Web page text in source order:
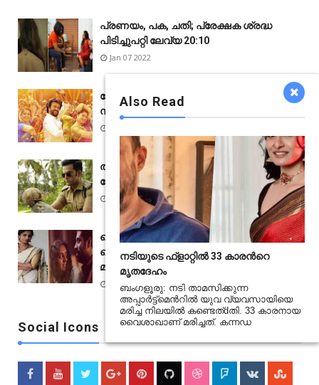
പ്രണയം, പക, ചതി; പ്രേക്ഷക ശ്രദ്ധ
പിടിച്ചുപറ്റി ലേവ്യ 20:10
Jan 07 2022
കേട്ടുപഴകിയ ചേരുവകൾ; അണ്ണാത്തെക്ക്
സമ്മിശ്ര പ്രതികരണം
ത്രില്ലടിപ്പിച്ചിട്ടും ഉത്തരം കിട്ടാത്ത
ചോദ്യങ്ങളുമായി കോൾഡ് കേസ്
Jun 30 2021
പെണ്ണുങ്ങള്‍ക്ക് മലയാള സിനിമ ഇന്നോളം
ചെയ്‌തതിൽ ഏറ്റവും വലിയ ട്രിബ്യുട്ട്;
മാളവികയുടെ കുറിപ്പ്
Jan 19 2021
Social Icons
Also Read
നടിയുടെ ഫ്ളാറ്റിൽ 33 കാരന്‍റെ
മൃതദേഹം
ബംഗളൂരു: നടി താമസിക്കുന്ന
അപ്പാർട്ട്മെന്‍റിൽ യുവ വ്യവസായിയെ
മരിച്ച നിലയിൽ കണ്ടെത്dതി. 33 കാരനായ
വൈശാഖാണ് മരിച്ചത്. കന്നഡ